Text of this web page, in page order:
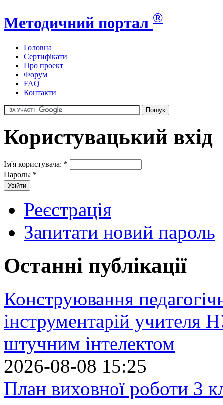
Методичний портал ®
Головна
Сертифікати
Про проект
Форум
FAQ
Контакти
Користувацький вхід
Ім'я користувача: *
Пароль: *
Реєстрація
Запитати новий пароль
Останні публікації
Конструювання
інструментарій учителя
штучним інтелектом
2026-08-08 15:25
План виховної роботи 3